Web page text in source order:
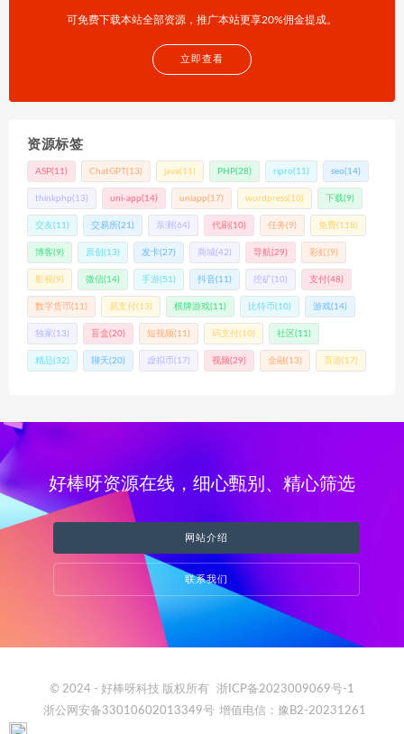
可免费下载本站全部资源，推广本站更享20%佣金提成。
立即查看
资源标签
ASP(11) ChatGPT(13) java(11) PHP(28) ripro(11) seo(14)
thinkphp(13) uni-app(14) uniapp(17) wordpress(10) 下载(9)
交友(11) 交易所(21) 亲测 (64) 代刷 (10) 任务(9) 免费(118)
博客(9) 原创 (13) 发卡(27) 商城(42) 导航(29) 彩虹(9)
影视(9) 微信(14) 手游(51) 抖音(11) 挖矿(10) 支付(48)
数字货币(11) 易支付(13) 棋牌游戏(11) 比特币(10) 游戏(14)
独家(13) 盲盒(20) 短视频(11) 码支付(10) 社区(11)
精品(32) 聊天(20) 虚拟币(17) 视频(29) 金融(13) 页游(17)
好棒呀资源在线，细心甄别、精心筛选
网站介绍
联系我们
© 2024 - 好棒呀科技 版权所有
浙ICP备2023009069号-1
浙公网安备33010602013349号 增值电信：豫B2-20231261